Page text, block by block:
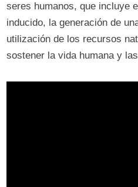
seres humanos, que incluye
inducido, la generación de
utilización de los recursos
sostener la vida humana y